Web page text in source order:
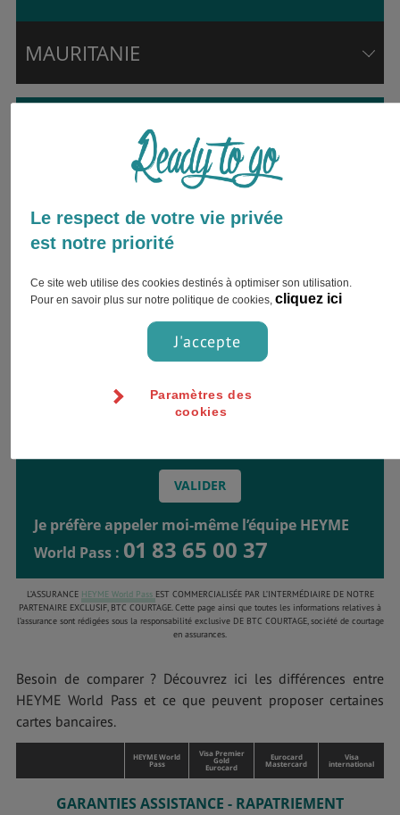
MAURITANIE
Envie d’être accompagné par
un expert ?
Inscrivez votre nom complet et choisissez
Je préfère appeler moi-même l’équipe HEYME
World Pass : 01 83 65 00 37
L’ASSURANCE HEYME World Pass EST COMMERCIALISÉE PAR L’INTERMÉDIAIRE DE NOTRE
PARTENAIRE EXCLUSIF, BTC COURTAGE. Cette page ainsi que toutes les informations relatives à
l’assurance sont rédigées sous la responsabilité exclusive DE BTC COURTAGE, société de courtage
en assurances.
Besoin de comparer ? Découvrez ici les différences entre
HEYME World Pass et ce que peuvent proposer certaines
cartes bancaires.
HEYME World
Pass
Visa Premier
Gold
Eurocard
Eurocard
Mastercard
Visa
international
GARANTIES ASSISTANCE - RAPATRIEMENT
Le respect de votre vie privée
est notre priorité
Ce site web utilise des cookies destinés à optimiser son utilisation.
Pour en savoir plus sur notre politique de cookies, cliquez ici
J'accepte
Paramètres des
cookies